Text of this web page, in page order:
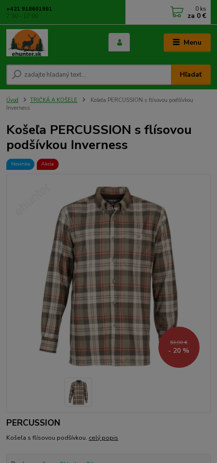
Menu
Hľadať
+421 918601961
7:30 - 17:00
0 ks
za 0 €
Úvod TRIČKÁ A KOŠELE
Košeľa PERCUSSION s flísovou podšívkou
Inverness
Košeľa PERCUSSION s flísovou
podšívkou Inverness
Novinka Akcia
53,90 €
- 20 %
PERCUSSION
Košeľa s flísovou podšívkou. celý popis